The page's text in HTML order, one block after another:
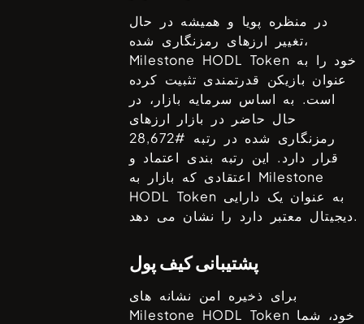
در منظره پویا و همیشه در حال
تغییر ارزهای رمزنگاری شده،
Milestone HODL Token
عنوان بازیکن قدرتمندی تثبیت کرده
است. به اساس سرمایه بازار، در
حال حاضر در بازار ارزهای
رمزنگاری شده در رتبه #28,672
قرار دارد. این رتبه بندی اعتماد و
Milestone
HODL Token
دیجیتال معتبر دارد را نشان می دهد.
پشتیبانی کیف پول
برای ذخیره امن نشانه های
Milestone HODL Token